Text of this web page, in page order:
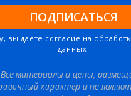
вы даете согласие на
данных.
материалы и цены,
характер и не